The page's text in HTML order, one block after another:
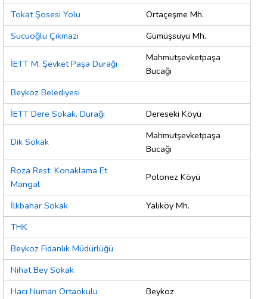
Tokat Şosesi Yolu
Ortaçeşme Mh.
Sucuoğlu Çıkmazı
Gümüşsuyu Mh.
İETT M. Şevket Paşa Durağı
Mahmutşevketpaşa
Bucağı
Beykoz Belediyesi
İETT Dere Sokak. Durağı
Dereseki Köyü
Dik Sokak
Mahmutşevketpaşa
Bucağı
Roza Rest. Konaklama Et
Mangal
Polonez Köyü
İlkbahar Sokak
Yalıköy Mh.
THK
Beykoz Fidanlık Müdürlüğü
Nihat Bey Sokak
Hacı Numan Ortaokulu
Beykoz